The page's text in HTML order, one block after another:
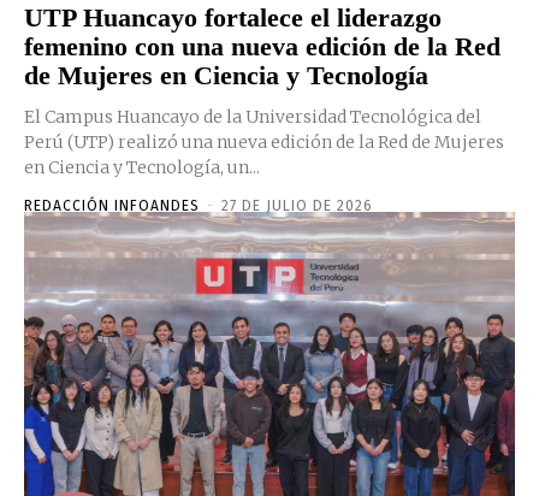
UTP Huancayo fortalece el liderazgo
femenino con una nueva edición de la Red
de Mujeres en Ciencia y Tecnología
El Campus Huancayo de la Universidad Tecnológica del
Perú (UTP) realizó una nueva edición de la Red de Mujeres
en Ciencia y Tecnología, un...
REDACCIÓN INFOANDES - 27 DE JULIO DE 2026